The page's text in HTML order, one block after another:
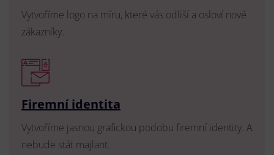
Vytvoříme logo na míru, které vás odliší a osloví nové
zákazníky.
Firemní identita
Vytvoříme jasnou grafickou podobu firemní identity. A
nebude stát majlant.